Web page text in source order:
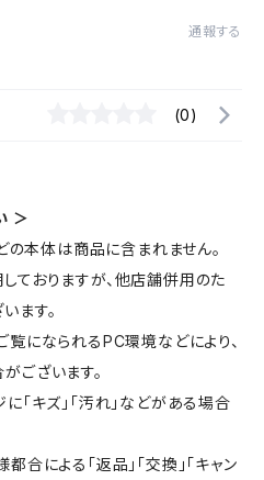
通報する
(0)
＞
本体は商品に含まれません。
おりますが、他店舗併用のた
ます。
になられるPC環境などにより、
ございます。
「キズ」「汚れ」などがある場合
による「返品」「交換」「キャン